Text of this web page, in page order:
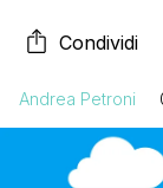
Condividi
Andrea Petroni